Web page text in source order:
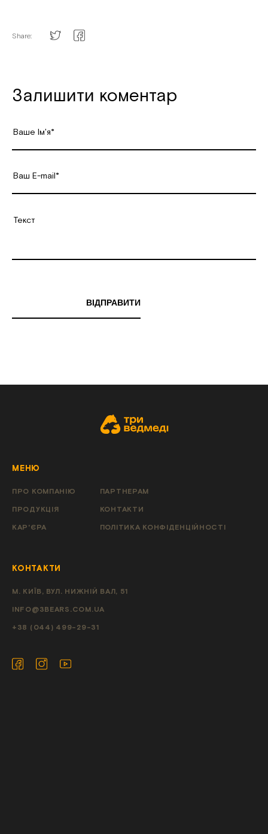
Share:
Залишити коментар
ВIДПРАВИТИ
КОНТАКТИ
М. КИЇВ, ВУЛ. НИЖНІЙ ВАЛ, 51
INFO@3BEARS.COM.UA
+38 (044) 499-29-31
МЕНЮ
ПРО КОМПАНІЮ
ПРОДУКЦІЯ
КАР'ЄРА
ПАРТНЕРАМ
КОНТАКТИ
ПОЛІТИКА КОНФІДЕНЦІЙНОСТІ